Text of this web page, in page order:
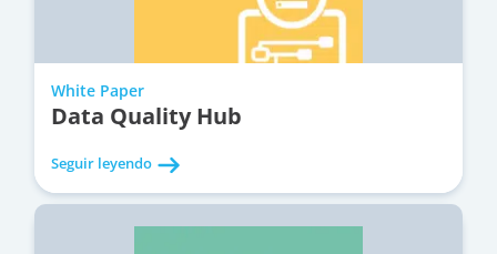
White Paper
Data Quality Hub
Seguir leyendo